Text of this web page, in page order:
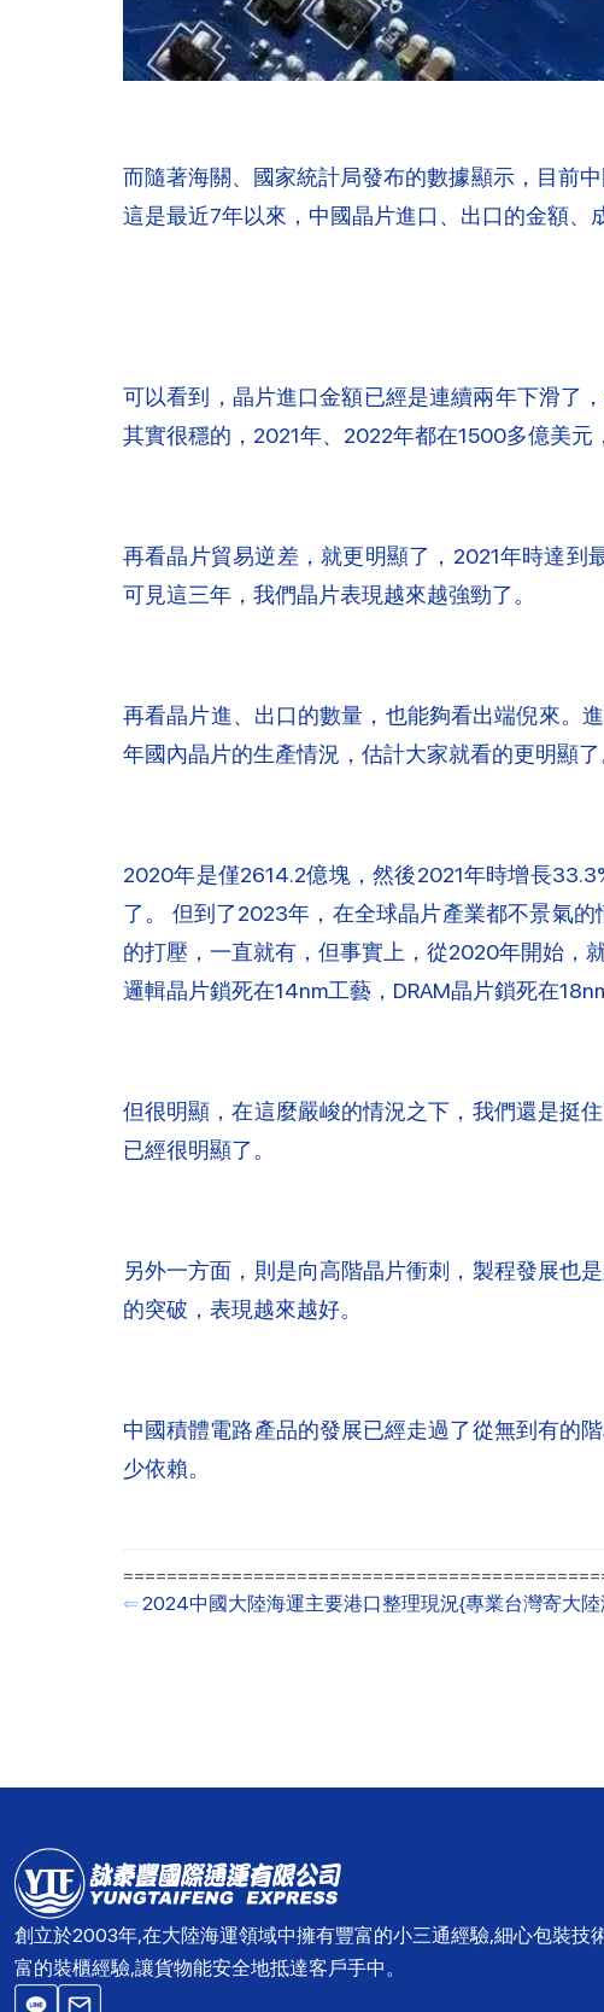
而隨著海關、國家統計局發布的數據顯示，目前
這是最近7年以來，中國晶片進口、出口的金額、
可以看到，晶片進口金額已經是連續兩年下滑了
其實很穩的，2021年、2022年都在1500多億美
再看晶片貿易逆差，就更明顯了，2021年時達到
可見這三年，我們晶片表現越來越強勁了。
再看晶片進、出口的數量，也能夠看出端倪來。
年國內晶片的生產情況，估計大家就看的更明顯了
2020年是僅2614.2億塊，然後2021年時增長
了。 但到了2023年，在全球晶片產業都不景氣
的打壓，一直就有，但事實上，從2020年開始，
邏輯晶片鎖死在14nm工藝，DRAM晶片鎖死在
但很明顯，在這麼嚴峻的情況之下，我們還是挺
已經很明顯了。
另外一方面，則是向高階晶片衝刺，製程發展也
的突破，表現越來越好。
中國積體電路產品的發展已經走過了從無到有的
少依賴。
⇐2024中國大陸海運主要港口整理現況{專業台灣寄大
創立於2003年,在大陸海運領域中擁有豐富的小三通經驗,細心包裝技
富的裝櫃經驗,讓貨物能安全地抵達客戶手中。